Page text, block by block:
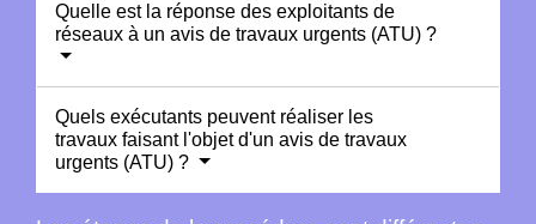
Quelle est la réponse des exploitants de
réseaux à un avis de travaux urgents (ATU) ?
Quels exécutants peuvent réaliser les
travaux faisant l'objet d'un avis de travaux
urgents (ATU) ?